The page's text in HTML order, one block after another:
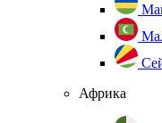
Африка